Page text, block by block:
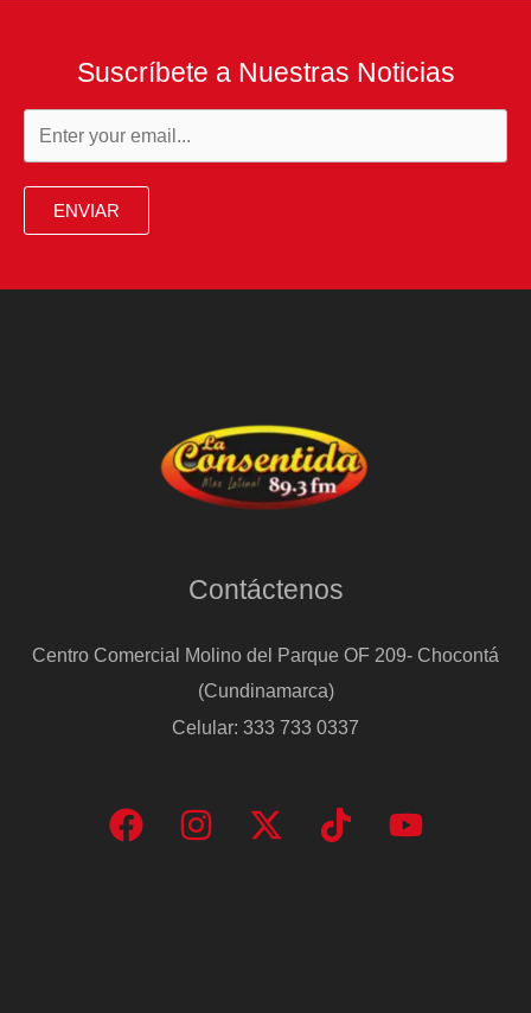
Suscríbete a Nuestras Noticias
ENVIAR
Contáctenos
Centro Comercial Molino del Parque OF 209- Chocontá
(Cundinamarca)
Celular: 333 733 0337